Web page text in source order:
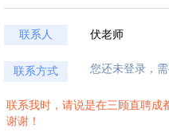
联系人 伏老师
联系方式 您还未登录，
联系我时，请说是在三顾直聘成
谢谢！